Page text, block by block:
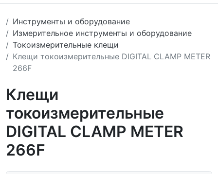
Инструменты и оборудование
Измерительное инструменты и оборудование
Токоизмерительные клещи
Клещи токоизмерительные DIGITAL CLAMP METER
266F
Клещи
токоизмерительные
DIGITAL CLAMP METER
266F